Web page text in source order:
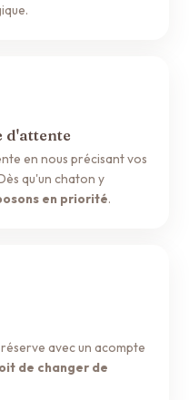
d'attente
en nous précisant vos
qu'un chaton y
en priorité.
avec un acompte
de changer de